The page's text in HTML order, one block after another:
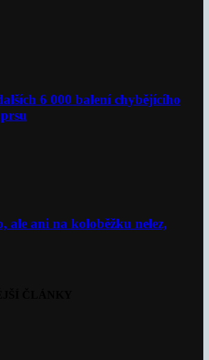
6 000 balení chybějícího
ale ani na koloběžku nelez,